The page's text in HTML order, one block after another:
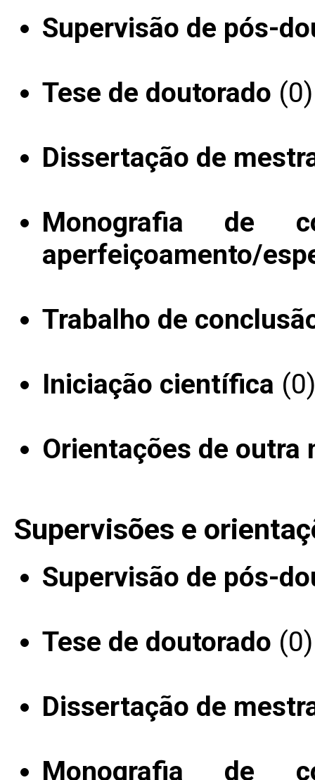
Supervisão de pós-
Tese de doutorado (0)
Dissertação de
Monografia de
aperfeiçoamento/
Trabalho de
Iniciação científica (0)
Orientações de outra
Supervisões e
Supervisão de pós-
Tese de doutorado (0)
Dissertação de
Monografia de